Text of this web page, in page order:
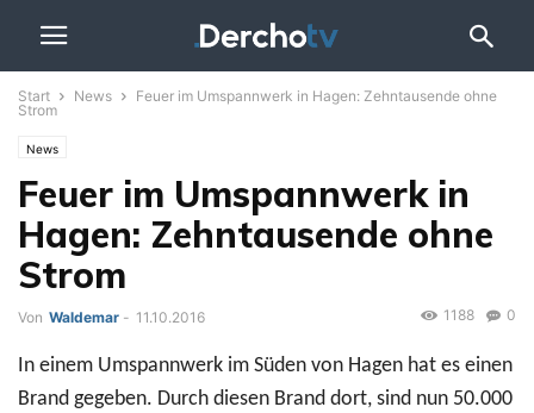
Start News
Feuer im Umspannwerk in Hagen: Zehntausende ohne
Strom
News
Feuer im Umspannwerk in
Hagen: Zehntausende ohne
Strom
Von Waldemar - 11.10.2016 0
1188
In einem Umspannwerk im Süden von Hagen hat es einen
Brand gegeben. Durch diesen Brand dort, sind nun 50.000